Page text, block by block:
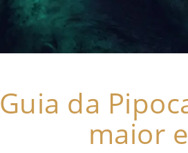
Guia da
maior